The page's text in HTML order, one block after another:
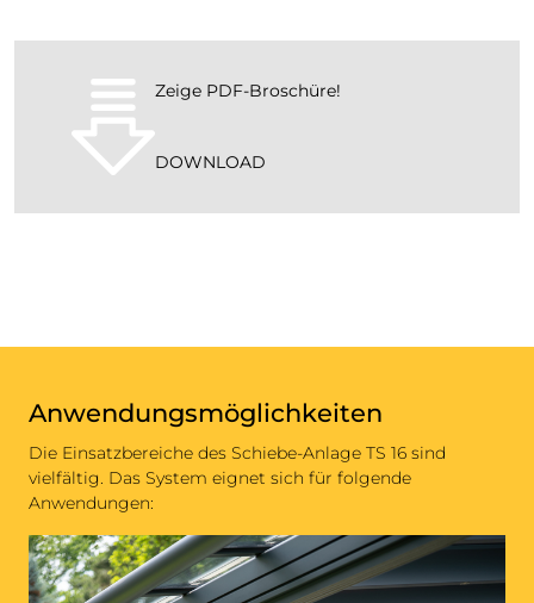
Zeige PDF-Broschüre!
DOWNLOAD
Anwendungsmöglichkeiten
Die Einsatzbereiche des Schiebe-Anlage TS 16 sind
vielfältig. Das System eignet sich für folgende
Anwendungen: